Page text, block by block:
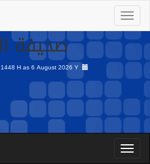
صحيفة
H as6 August 2026 Y